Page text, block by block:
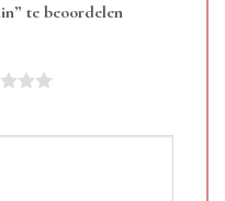
te beoordelen